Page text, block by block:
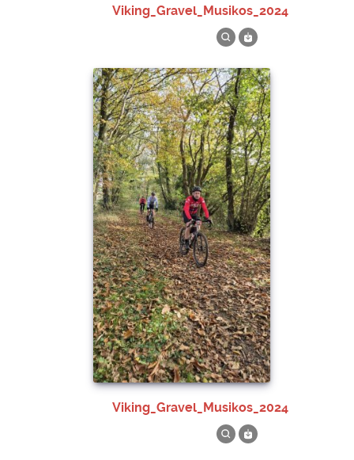
Viking_Gravel_Musikos_2024
Viking_Gravel_Musikos_2024